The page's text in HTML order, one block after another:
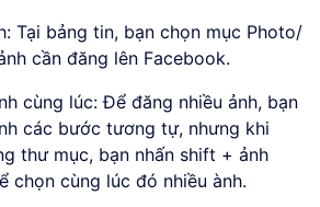
Tại bảng tin, bạn chọn mục Photo/
cần đăng lên Facebook.
cùng lúc: Để đăng nhiều ảnh, bạn
các bước tương tự, nhưng khi
thư mục, bạn nhấn shift + ảnh
chọn cùng lúc đó nhiều ành.